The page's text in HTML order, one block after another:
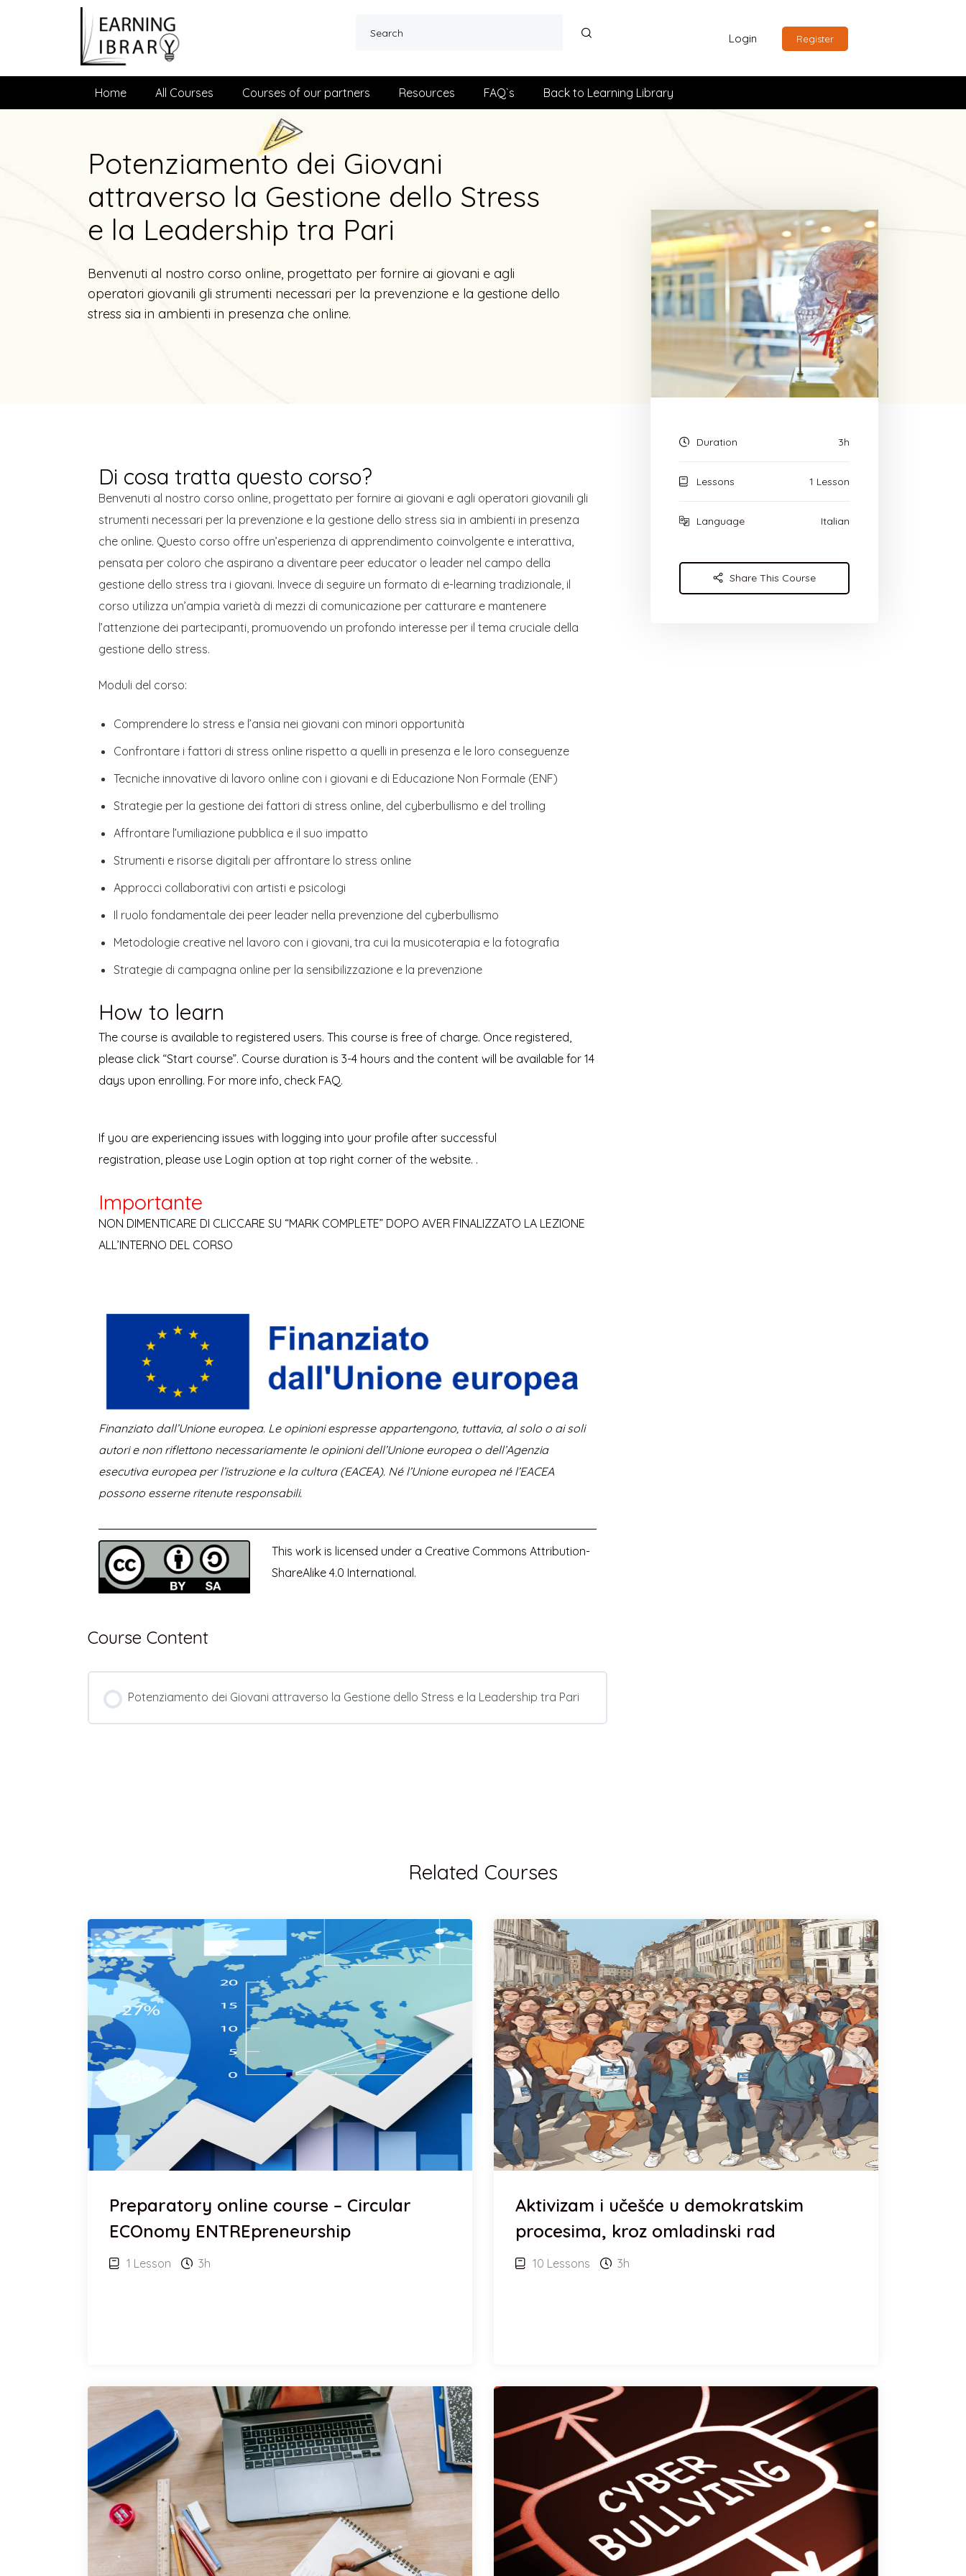
Login Register
Home All Courses Courses of our partners Resources FAQ`s Back to Learning Library
Potenziamento dei Giovani
attraverso la Gestione dello Stress
e la Leadership tra Pari
Benvenuti al nostro corso online, progettato per fornire ai giovani e agli
operatori giovanili gli strumenti necessari per la prevenzione e la gestione dello
stress sia in ambienti in presenza che online.
Di cosa tratta questo corso?
Benvenuti al nostro corso online, progettato per fornire ai giovani e agli operatori giovanili gli
strumenti necessari per la prevenzione e la gestione dello stress sia in ambienti in presenza
che online. Questo corso offre un’esperienza di apprendimento coinvolgente e interattiva,
pensata per coloro che aspirano a diventare peer educator o leader nel campo della
gestione dello stress tra i giovani. Invece di seguire un formato di e-learning tradizionale, il
corso utilizza un’ampia varietà di mezzi di comunicazione per catturare e mantenere
l’attenzione dei partecipanti, promuovendo un profondo interesse per il tema cruciale della
gestione dello stress.
Moduli del corso:
Comprendere lo stress e l’ansia nei giovani con minori opportunità
Confrontare i fattori di stress online rispetto a quelli in presenza e le loro conseguenze
Tecniche innovative di lavoro online con i giovani e di Educazione Non Formale (ENF)
Strategie per la gestione dei fattori di stress online, del cyberbullismo e del trolling
Affrontare l’umiliazione pubblica e il suo impatto
Strumenti e risorse digitali per affrontare lo stress online
Approcci collaborativi con artisti e psicologi
Il ruolo fondamentale dei peer leader nella prevenzione del cyberbullismo
Metodologie creative nel lavoro con i giovani, tra cui la musicoterapia e la fotografia
Strategie di campagna online per la sensibilizzazione e la prevenzione
How to learn
The course is available to registered users. This course is free of charge. Once registered,
please click “Start course”. Course duration is 3-4 hours and the content will be available for 14
days upon enrolling. For more info, check FAQ.
If you are experiencing issues with logging into your profile after successful
registration, please use Login option at top right corner of the website. .
Importante
NON DIMENTICARE DI CLICCARE SU “MARK COMPLETE” DOPO AVER FINALIZZATO LA LEZIONE
ALL’INTERNO DEL CORSO​
Finanziato dall’Unione europea. Le opinioni espresse appartengono, tuttavia, al solo o ai soli
autori e non riflettono necessariamente le opinioni dell’Unione europea o dell’Agenzia
esecutiva europea per l’istruzione e la cultura (EACEA). Né l’Unione europea né l’EACEA
possono esserne ritenute responsabili.
This work is licensed under a Creative Commons Attribution-
ShareAlike 4.0 International.
Course Content
Potenziamento dei Giovani attraverso la Gestione dello Stress e la Leadership tra Pari
Duration 3h
Lessons 1 Lesson
Language Italian
Share This Course
Related Courses
Preparatory online course – Circular
ECOnomy ENTREpreneurship
1 Lesson 3h
Aktivizam i učešće u demokratskim
procesima, kroz omladinski rad
10 Lessons 3h